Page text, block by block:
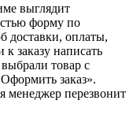
выглядит
форму по
доставки, оплаты,
заказу написать
товар с
заказ».
менеджер перезвонит